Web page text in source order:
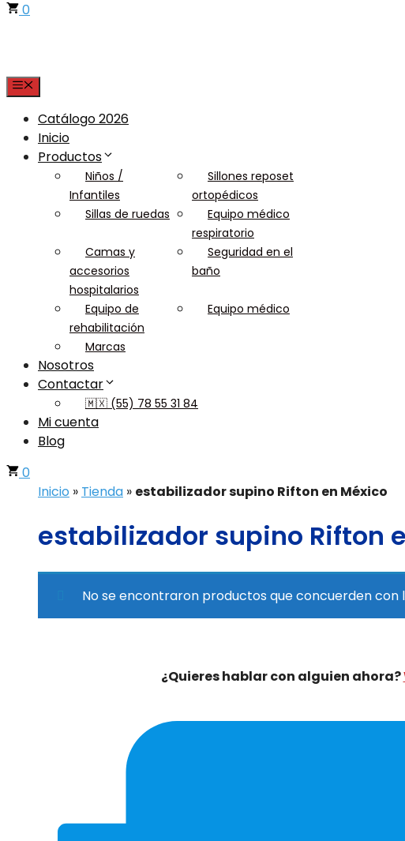
0
Menu
Catálogo 2026
Inicio
Productos
Niños /
Infantiles
Sillones reposet
ortopédicos
Sillas de ruedas
Equipo médico
respiratorio
Camas y
accesorios
hospitalarios
Seguridad en el
baño
Equipo de
rehabilitación
Equipo médico
Marcas
Nosotros
Contactar
🇲🇽 (55) 78 55 31 84
Mi cuenta
Blog
0
Inicio » Tienda » estabilizador supino Rifton en México
estabilizador supino Rifton
No se encontraron productos que concuerden con
¿Quieres hablar con alguien ahora?